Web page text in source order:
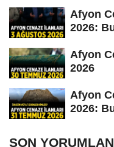
Afyon
2026:
Afyon
2026
Afyon
2026:
SON